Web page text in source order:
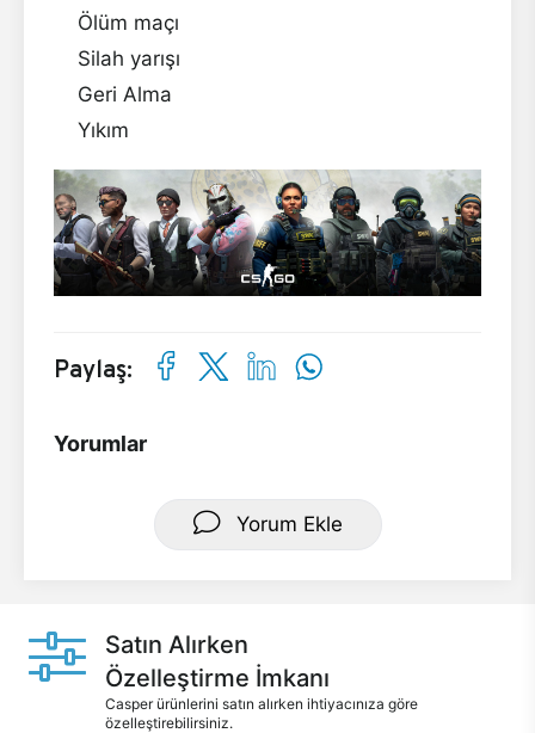
Ölüm maçı
Silah yarışı
Geri Alma
Yıkım
Paylaş:
Yorumlar
Yorum Ekle
Satın Alırken
Özelleştirme İmkanı
Casper ürünlerini satın alırken ihtiyacınıza göre
özelleştirebilirsiniz.